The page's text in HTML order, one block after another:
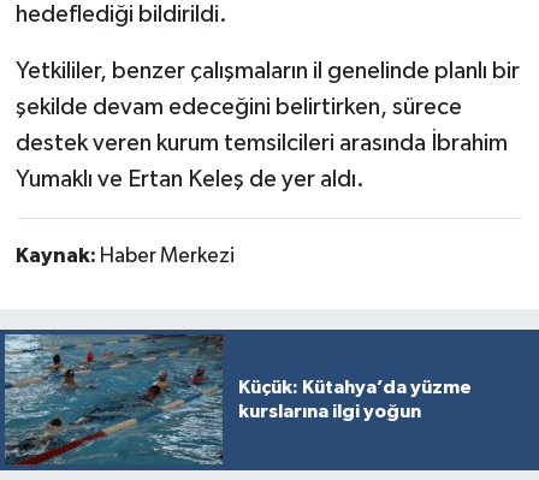
hedeflediği bildirildi.
Yetkililer, benzer çalışmaların il genelinde planlı bir
şekilde devam edeceğini belirtirken, sürece
destek veren kurum temsilcileri arasında İbrahim
Yumaklı ve Ertan Keleş de yer aldı.
Kaynak: Haber Merkezi
Küçük: Kütahya’da yüzme
kurslarına ilgi yoğun